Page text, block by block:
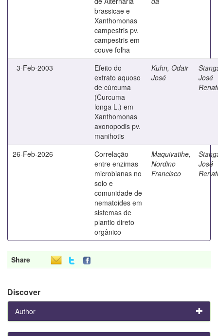
brassicae e
Xanthomonas
campestris pv.
campestris em
couve folha
3-Feb-2003
Efeito do
extrato aquoso
de cúrcuma
(Curcuma
longa L.) em
Xanthomonas
axonopodis pv.
manihotis
Kuhn, Odair
José
José
26-Feb-2026
Correlação
entre enzimas
microbianas no
solo e
comunidade de
nematoides em
sistemas de
plantio direto
orgânico
Maquivatihe,
Nordino
Francisco
José
Share
Discover
Author